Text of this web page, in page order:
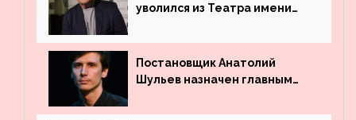
уволился из Театра имени
Постановщик Анатолий
Шульев назначен главным
Вахтангова